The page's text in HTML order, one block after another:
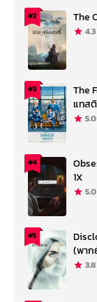
#2 The
4.3
#3
The
แทส
5.0
#4
1X
5.0
#5
(พาก
3.8